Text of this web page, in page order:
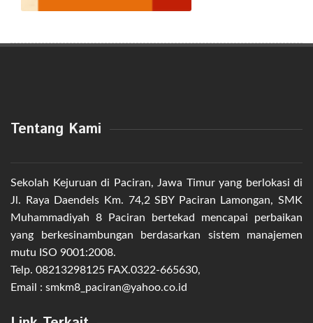
Tentang Kami
Sekolah Kejuruan di Paciran, Jawa Timur yang berlokasi di
Jl. Raya Daendels Km. 74,2 SBY Paciran Lamongan, SMK
Muhammadiyah 8 Paciran bertekad mencapai perbaikan
yang berkesinambungan berdasarkan sistem manajemen
mutu ISO 9001:2008.
Telp. 08213298125 FAX.0322-665630,
Email : smkm8_paciran@yahoo.co.id